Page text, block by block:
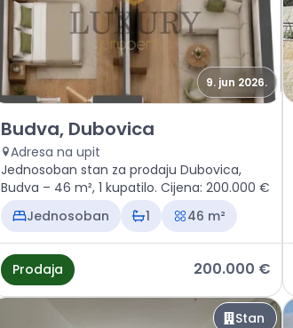
9. jun 2026.
Prodaja - Stan Budva, Dubovica
Budva, Dubovica
Adresa na upit
Jednosoban stan za prodaju Dubovica,
Budva – 46 m², 1 kupatilo. Cijena: 200.000 €
Jednosoban
1 46 m²
Prodaja 200.000 €
Stan